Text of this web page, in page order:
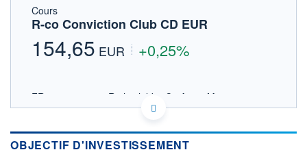
FORUM
Cours
R-co Conviction Club CD EUR
154,65 EUR +0,25%
FR0013293958 - Rothschild & Co Asset Management
OPCVM DERNIER COURS CONNU AU 05/08/2026
OBJECTIF D'INVESTISSEMENT